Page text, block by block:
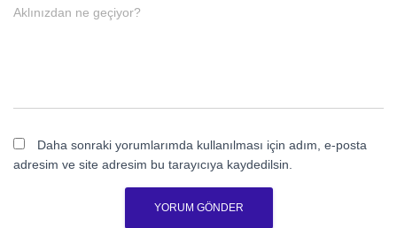
Aklınızdan ne geçiyor?
Daha sonraki yorumlarımda kullanılması için adım, e-posta
adresim ve site adresim bu tarayıcıya kaydedilsin.